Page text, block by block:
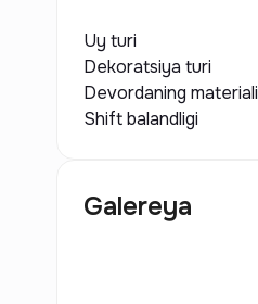
Uy turi
Dekoratsiya turi
Devordaning materiali
Shift balandligi
Galereya